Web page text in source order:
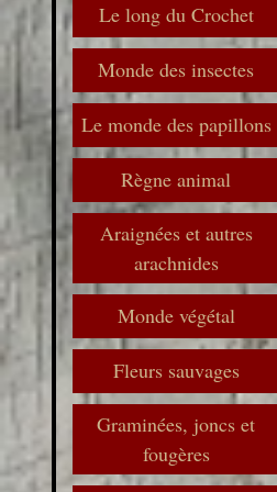
Le long du Crochet
Monde des insectes
Le monde des papillons
Règne animal
Araignées et autres
arachnides
Monde végétal
Fleurs sauvages
Graminées, joncs et
fougères